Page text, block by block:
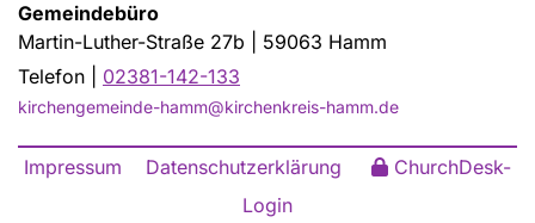
Gemeindebüro
Martin-Luther-Straße 27b | 59063 Hamm
Telefon | 02381-142-133
kirchengemeinde-hamm@kirchenkreis-hamm.de
Impressum Datenschutzerklärung
ChurchDesk-
Login